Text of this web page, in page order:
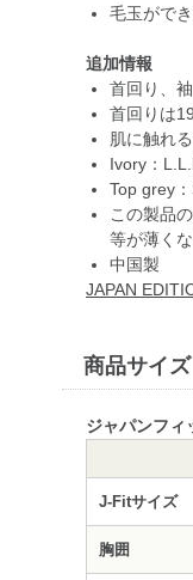
毛玉がで
追加情報
首回り、
首回りは
肌に触れ
Ivory：
Top grey
この製品
等が薄くな
中国製
JAPAN
商品サイズ
ジャパンフィ
J-Fitサイズ
胸囲